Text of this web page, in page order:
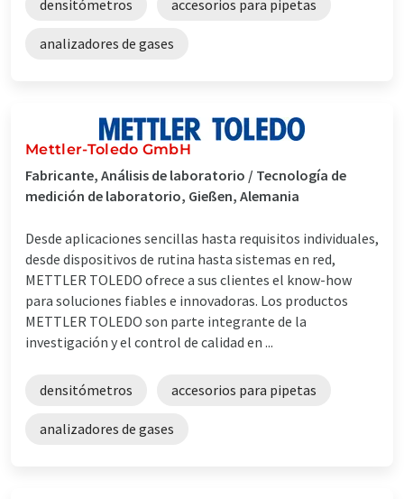
densitómetros accesorios para pipetas
analizadores de gases
Mettler-Toledo GmbH
Fabricante, Análisis de laboratorio / Tecnología de
medición de laboratorio, Gießen, Alemania
Desde aplicaciones sencillas hasta requisitos individuales,
desde dispositivos de rutina hasta sistemas en red,
METTLER TOLEDO ofrece a sus clientes el know-how
para soluciones fiables e innovadoras. Los productos
METTLER TOLEDO son parte integrante de la
investigación y el control de calidad en ...
densitómetros accesorios para pipetas
analizadores de gases